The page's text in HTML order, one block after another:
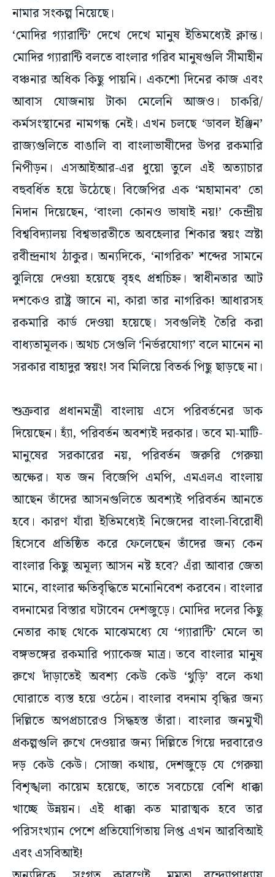
‘মোদির গ্যারান্টি’ দেখে দেখে মানুষ ইতিমধ্যেই ক্লান্ত।
মোদির গ্যারান্টি বলতে বাংলার গরিব মানুষগুলি সীমাহীন
বঞ্চনার অধিক কিছু পায়নি। একশো দিনের কাজ এবং
আবাস যোজনায় টাকা মেলেনি আজও। চাকরি/
কর্মসংস্থানের নামগন্ধ নেই। এখন চলছে ‘ডাবল ইঞ্জিন’
রাজ্যগুলিতে বাঙালি বা বাংলাভাষীদের উপর রকমারি
নিপীড়ন। এসআইআর-এর ধুয়ো তুলে এই অত্যাচার
বহুবর্ধিত হয়ে উঠেছে। বিজেপির এক ‘মহামানব’ তো
নিদান দিয়েছেন, ‘বাংলা কোনও ভাষাই নয়!’ কেন্দ্রীয়
বিশ্ববিদ্যালয় বিশ্বভারতীতে অবহেলার শিকার স্বয়ং স্রষ্টা
রবীন্দ্রনাথ ঠাকুর। অন্যদিকে, ‘নাগরিক’ শব্দের সামনে
ঝুলিয়ে দেওয়া হয়েছে বৃহৎ প্রশ্নচিহ্ন। স্বাধীনতার আট
দশকেও রাষ্ট্র জানে না, কারা তার নাগরিক! আধারসহ
রকমারি কার্ড দেওয়া হয়েছে। সবগুলিই তৈরি করা
বাধ্যতামূলক। অথচ সেগুলি ‘নির্ভরযোগ্য’ বলে মানেন না
সরকার বাহাদুর স্বয়ং! সব মিলিয়ে বিতর্ক পিছু ছাড়ছে না।
দিয়েছেন। হ্যাঁ, পরিবর্তন অবশ্যই দরকার। তবে মা-মাটি-
মানুষের সরকারের নয়, পরিবর্তন জরুরি গেরুয়া
অক্ষের। যত জন বিজেপি এমপি, এমএলএ বাংলায়
আছেন তাঁদের আসনগুলিতে অবশ্যই পরিবর্তন আনতে
হবে। কারণ যাঁরা ইতিমধ্যেই নিজেদের বাংলা-বিরোধী
হিসেবে প্রতিষ্ঠিত করে ফেলেছেন তাঁদের জন্য কেন
বাংলার কিছু অমূল্য আসন নষ্ট হবে? এঁরা আবার জেতা
মানে, বাংলার ক্ষতিবৃদ্ধিতে মনোনিবেশ করবেন। বাংলার
বদনামের বিস্তার ঘটাবেন দেশজুড়ে। মোদির দলের কিছু
নেতার কাছ থেকে মাঝেমধ্যে যে ‘গ্যারান্টি’ মেলে তা
বঙ্গভঙ্গের রকমারি প্যাকেজ মাত্র। তবে বাংলার মানুষ
রুখে দাঁড়াতেই অবশ্য কেউ কেউ ‘থুড়ি’ বলে কথা
ঘোরাতে ব্যস্ত হয়ে ওঠেন। বাংলার বদনাম বৃদ্ধির জন্য
দিল্লিতে অপপ্রচারেও সিদ্ধহস্ত তাঁরা। বাংলার জনমুখী
প্রকল্পগুলি রুখে দেওয়ার জন্য দিল্লিতে গিয়ে দরবারেও
দড় কেউ কেউ। সোজা কথায়, দেশজুড়ে যে গেরুয়া
বিশৃঙ্খলা কায়েম হয়েছে, তাতে সবচেয়ে বেশি ধাক্কা
খাচ্ছে উন্নয়ন। এই ধাক্কা কত মারাত্মক হবে তার
পরিসংখ্যান পেশে প্রতিযোগিতায় লিপ্ত এখন আরবিআই
এবং এসবিআই!
অন্যদিকে, সংগত কারণেই, মমতা বন্দ্যোপাধ্যায়